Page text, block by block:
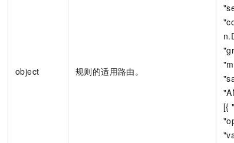
object 规则的适用路由。
[{